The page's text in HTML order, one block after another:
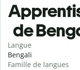
de
Langue
Bengali
Famille de langues